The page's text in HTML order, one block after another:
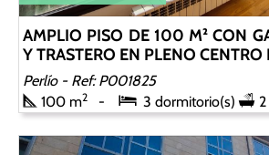
AMPLIO PISO DE 100 M² CON
Y TRASTERO EN PLENO CENTRO
Perlío - Ref: P001825
100 m2 3 dormitorio(s)